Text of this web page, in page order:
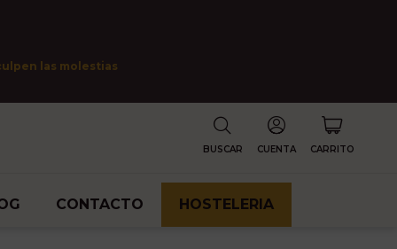
las molestias
BUSCAR CUENTA CARRITO
CONTACTO HOSTELERIA